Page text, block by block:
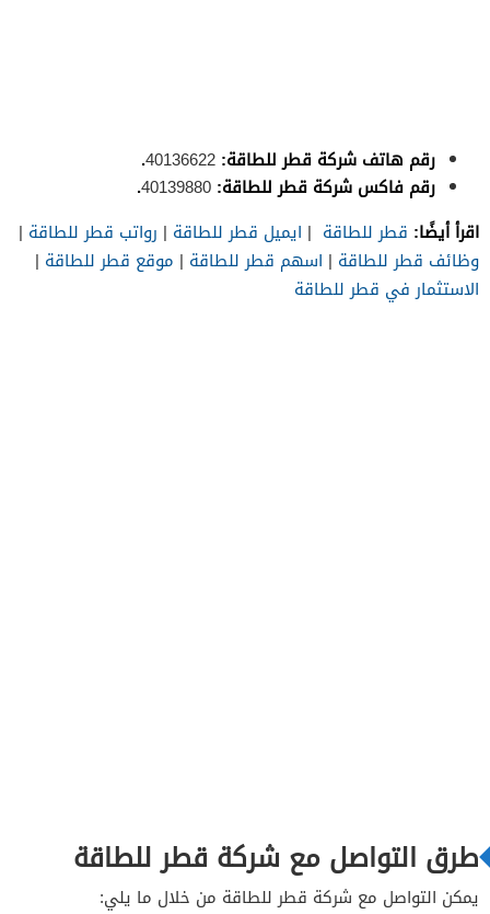
رقم هاتف شركة قطر للطاقة: 40136622
.
رقم فاكس شركة قطر للطاقة: 40139880
.
اقرأ أيضًا: قطر للطاقة | ايميل قطر للطاقة | رواتب قطر للطاقة |
وظائف قطر للطاقة | اسهم قطر للطاقة | موقع قطر للطاقة |
الاستثمار في قطر للطاقة
طرق التواصل مع شركة قطر للطاقة
يمكن التواصل مع شركة قطر للطاقة من خلال ما يلي: